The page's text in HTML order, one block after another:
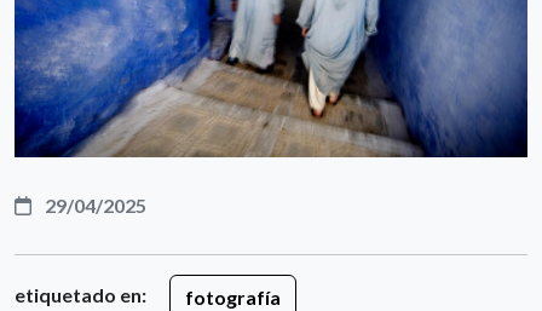
29/04/2025
etiquetado en: fotografía